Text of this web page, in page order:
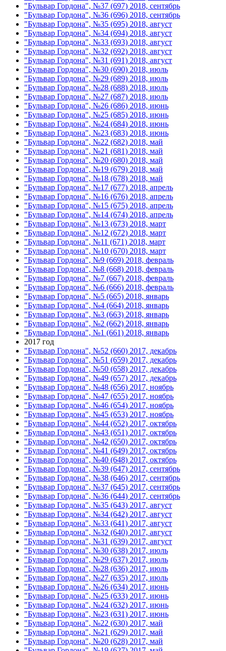
"Бульвар Гордона", №37 (697) 2018, сентябрь
"Бульвар Гордона", №36 (696) 2018, сентябрь
"Бульвар Гордона", №35 (695) 2018, август
"Бульвар Гордона", №34 (694) 2018, август
"Бульвар Гордона", №33 (693) 2018, август
"Бульвар Гордона", №32 (692) 2018, август
"Бульвар Гордона", №31 (691) 2018, август
"Бульвар Гордона", №30 (690) 2018, июль
"Бульвар Гордона", №29 (689) 2018, июль
"Бульвар Гордона", №28 (688) 2018, июль
"Бульвар Гордона", №27 (687) 2018, июль
"Бульвар Гордона", №26 (686) 2018, июнь
"Бульвар Гордона", №25 (685) 2018, июнь
"Бульвар Гордона", №24 (684) 2018, июнь
"Бульвар Гордона", №23 (683) 2018, июнь
"Бульвар Гордона", №22 (682) 2018, май
"Бульвар Гордона", №21 (681) 2018, май
"Бульвар Гордона", №20 (680) 2018, май
"Бульвар Гордона", №19 (679) 2018, май
"Бульвар Гордона", №18 (678) 2018, май
"Бульвар Гордона", №17 (677) 2018, апрель
"Бульвар Гордона", №16 (676) 2018, апрель
"Бульвар Гордона", №15 (675) 2018, апрель
"Бульвар Гордона", №14 (674) 2018, апрель
"Бульвар Гордона", №13 (673) 2018, март
"Бульвар Гордона", №12 (672) 2018, март
"Бульвар Гордона", №11 (671) 2018, март
"Бульвар Гордона", №10 (670) 2018, март
"Бульвар Гордона", №9 (669) 2018, февраль
"Бульвар Гордона", №8 (668) 2018, февраль
"Бульвар Гордона", №7 (667) 2018, февраль
"Бульвар Гордона", №6 (666) 2018, февраль
"Бульвар Гордона", №5 (665) 2018, январь
"Бульвар Гордона", №4 (664) 2018, январь
"Бульвар Гордона", №3 (663) 2018, январь
"Бульвар Гордона", №2 (662) 2018, январь
"Бульвар Гордона", №1 (661) 2018, январь
2017 год
"Бульвар Гордона", №52 (660) 2017, декабрь
"Бульвар Гордона", №51 (659) 2017, декабрь
"Бульвар Гордона", №50 (658) 2017, декабрь
"Бульвар Гордона", №49 (657) 2017, декабрь
"Бульвар Гордона", №48 (656) 2017, ноябрь
"Бульвар Гордона", №47 (655) 2017, ноябрь
"Бульвар Гордона", №46 (654) 2017, ноябрь
"Бульвар Гордона", №45 (653) 2017, ноябрь
"Бульвар Гордона", №44 (652) 2017, октябрь
"Бульвар Гордона", №43 (651) 2017, октябрь
"Бульвар Гордона", №42 (650) 2017, октябрь
"Бульвар Гордона", №41 (649) 2017, октябрь
"Бульвар Гордона", №40 (648) 2017, октябрь
"Бульвар Гордона", №39 (647) 2017, сентябрь
"Бульвар Гордона", №38 (646) 2017, сентябрь
"Бульвар Гордона", №37 (645) 2017, сентябрь
"Бульвар Гордона", №36 (644) 2017, сентябрь
"Бульвар Гордона", №35 (643) 2017, август
"Бульвар Гордона", №34 (642) 2017, август
"Бульвар Гордона", №33 (641) 2017, август
"Бульвар Гордона", №32 (640) 2017, август
"Бульвар Гордона", №31 (639) 2017, август
"Бульвар Гордона", №30 (638) 2017, июль
"Бульвар Гордона", №29 (637) 2017, июль
"Бульвар Гордона", №28 (636) 2017, июль
"Бульвар Гордона", №27 (635) 2017, июль
"Бульвар Гордона", №26 (634) 2017, июнь
"Бульвар Гордона", №25 (633) 2017, июнь
"Бульвар Гордона", №24 (632) 2017, июнь
"Бульвар Гордона", №23 (631) 2017, июнь
"Бульвар Гордона", №22 (630) 2017, май
"Бульвар Гордона", №21 (629) 2017, май
"Бульвар Гордона", №20 (628) 2017, май